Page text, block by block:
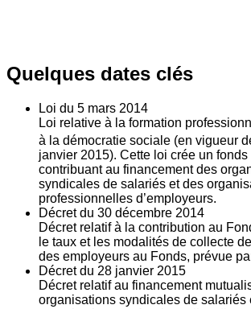
Quelques dates clés
Loi du 5 mars 2014
Loi relative à la formation
à la démocratie sociale (en vigueur
janvier 2015). Cette loi crée un
contribuant au financement des
syndicales de salariés et des
professionnelles d’employeurs.
Décret du 30 décembre 2014
Décret relatif à la contribution au
le taux et les modalités de collecte
des employeurs au Fonds, prévue
Décret du 28 janvier 2015
Décret relatif au financement
organisations syndicales de salariés